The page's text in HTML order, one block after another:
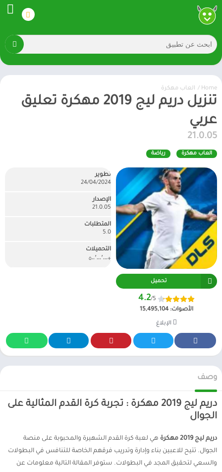
Home
/ العاب مهكرة
تنزيل دريم ليج 2019 مهكرة تعليق
عربي
21.0.05
العاب مهكرة رياضة
تحميل
4.2/5
الأصوات:15,495,104
الإبلاغ
تطوير
24/04/2024
الإصدار
21.0.05
المتطلبات
5.0
التحميلات
+٥٠٠٬٠٠٠٬٠٠٠
وصف
دريم ليج 2019 مهكرة : تجربة كرة القدم المثالية على
الجوال
دريم ليج 2019 مهكرة
هي لعبة كرة القدم الشهيرة والمحبوبة على منصة
الجوال. تتيح للاعبين بناء وإدارة وتدريب فرقهم الخاصة للتنافس في البطولات
والسعي لتحقيق المجد في البطولات. ستوفر المقالة التالية معلومات عن